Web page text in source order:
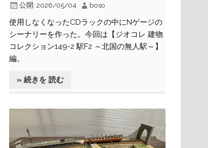
公開: 2026/05/04 boso
使用しなくなったCDラックの中にNゲージの
シーナリーを作った。今回は【ジオコレ 建物
コレクション149-2 駅F2 ～北国の無人駅～】
編。
» 続きを 読む